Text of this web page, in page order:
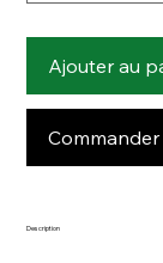
Ajouter au
Description